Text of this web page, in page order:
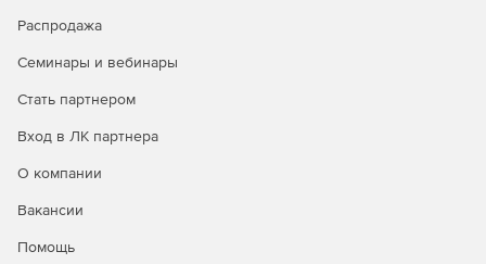
проектов прошлых лет, ведение журнала учета
доступа пользователей.
Режим замечаний. Инструмент позволяет в режиме
реального времени заносить замечания в карточку с
итогам проверки замечания передаются авторам
Возможность обеспечить внешнее согласование
Распродажа
Семинары и вебинары
Стать партнером
Вход в ЛК партнера
О компании
Вакансии
Помощь